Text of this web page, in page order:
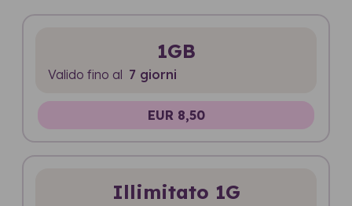
1GB
Valido fino al 7 giorni
EUR 8,50
Illimitato 1G